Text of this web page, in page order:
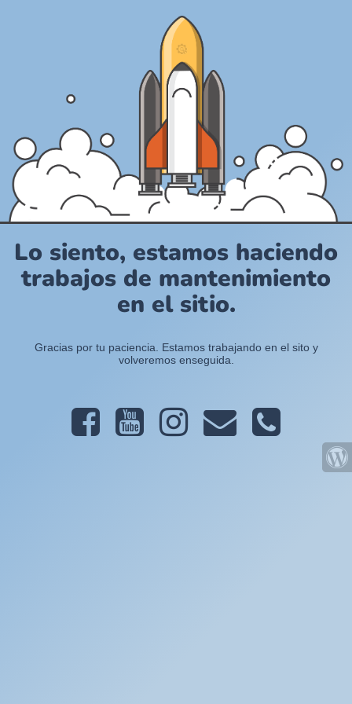
Lo siento, estamos haciendo
trabajos de mantenimiento
en el sitio.
Gracias por tu paciencia. Estamos trabajando en el sito y
volveremos enseguida.